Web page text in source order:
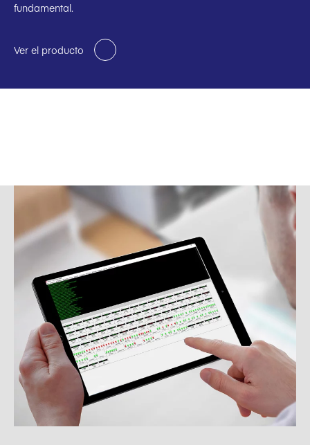
fundamental.
Ver el producto